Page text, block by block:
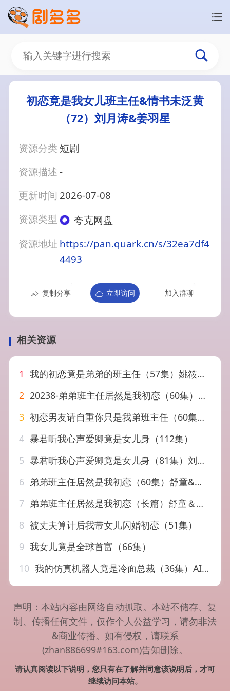
初恋竟是我女儿班主任&情书未泛黄
（72）刘月涛&姜羽星
资源分类 短剧
资源描述-
更新时间 2026-07-08
资源类型
夸克网盘
资源地址 https://pan.quark.cn/s/32ea7df4
4493
复制分享 立即访问 加入群聊
相关资源
1 我的初恋竟是弟弟的班主任（57集）姚筱筱&朱旌豪
2 20238-弟弟班主任居然是我初恋（60集）舒童&宋彧佳
3 初恋男友请自重你只是我弟班主任（60集）张嘉松＆蔡滟静
4 暴君听我心声爱卿竟是女儿身（112集）
5 暴君听我心声爱卿竟是女儿身（81集）刘叁肆&王路晴
6 弟弟班主任居然是我初恋（60集）舒童&宋彧佳
7 弟弟班主任居然是我初恋（长篇）舒童＆宋彧佳
8 被丈夫算计后我带女儿闪婚初恋（51集）
9 我女儿竟是全球首富（66集）
10 我的仿真机器人竟是冷面总裁（36集）AI短剧
声明：本站内容由网络自动抓取。本站不储存、复
制、传播任何文件，仅作个人公益学习，请勿非法
&商业传播。如有侵权，请联系
(zhan886699#163.com)告知删除。
请认真阅读以下说明，您只有在了解并同意该说明后，才可
继续访问本站。